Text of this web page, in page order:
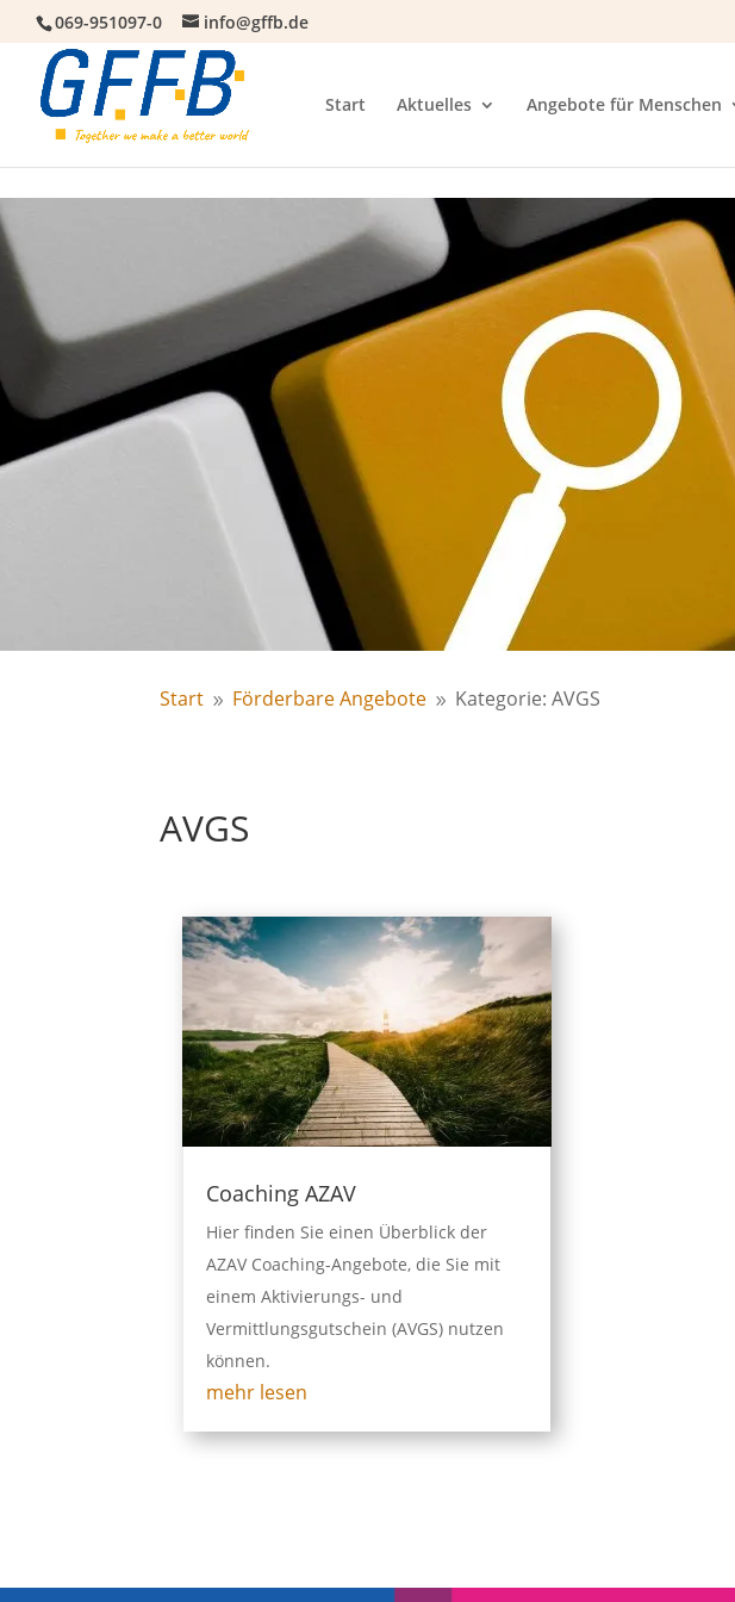
069-951097-0 info@gffb.de
Start Aktuelles Angebote für Menschen
Start 9 Förderbare Angebote 9 Kategorie: AVGS
AVGS
Coaching AZAV
Hier finden Sie einen Überblick der
AZAV Coaching-Angebote, die Sie mit
einem Aktivierungs- und
Vermittlungsgutschein (AVGS) nutzen
können.
mehr lesen